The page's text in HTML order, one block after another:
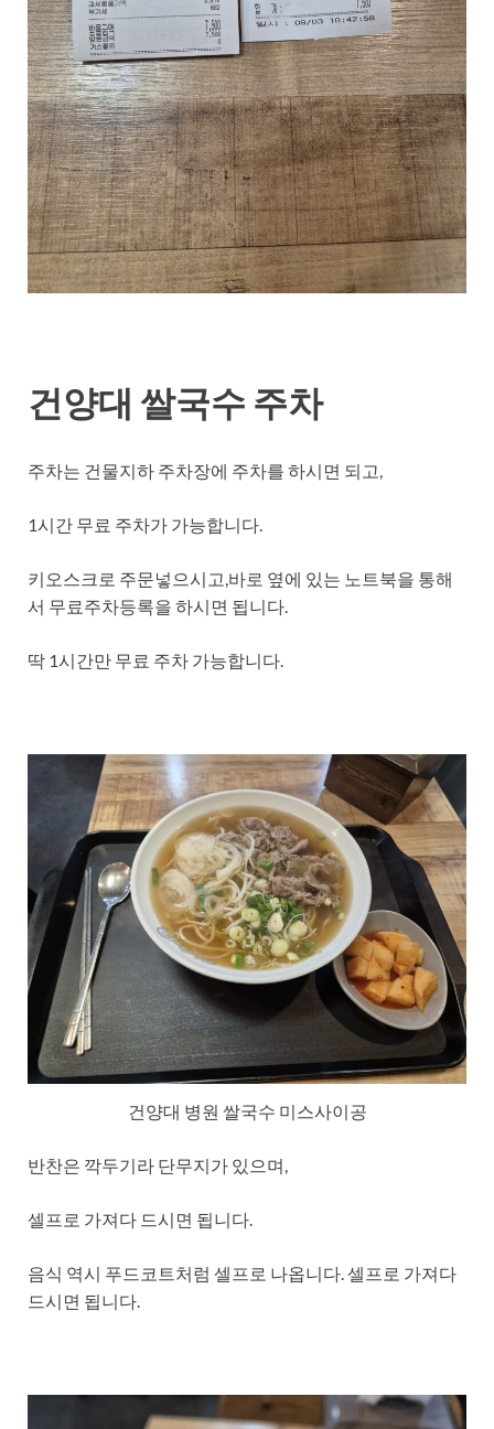
건양대 쌀국수 주차
주차는 건물지하 주차장에 주차를 하시면 되고,
1시간 무료 주차가 가능합니다.
키오스크로 주문넣으시고,바로 옆에 있는 노트북을 통해
서 무료주차등록을 하시면 됩니다.
딱 1시간만 무료 주차 가능합니다.
건양대 병원 쌀국수 미스사이공
반찬은 깍두기라 단무지가 있으며,
셀프로 가져다 드시면 됩니다.
음식 역시 푸드코트처럼 셀프로 나옵니다. 셀프로 가져다
드시면 됩니다.